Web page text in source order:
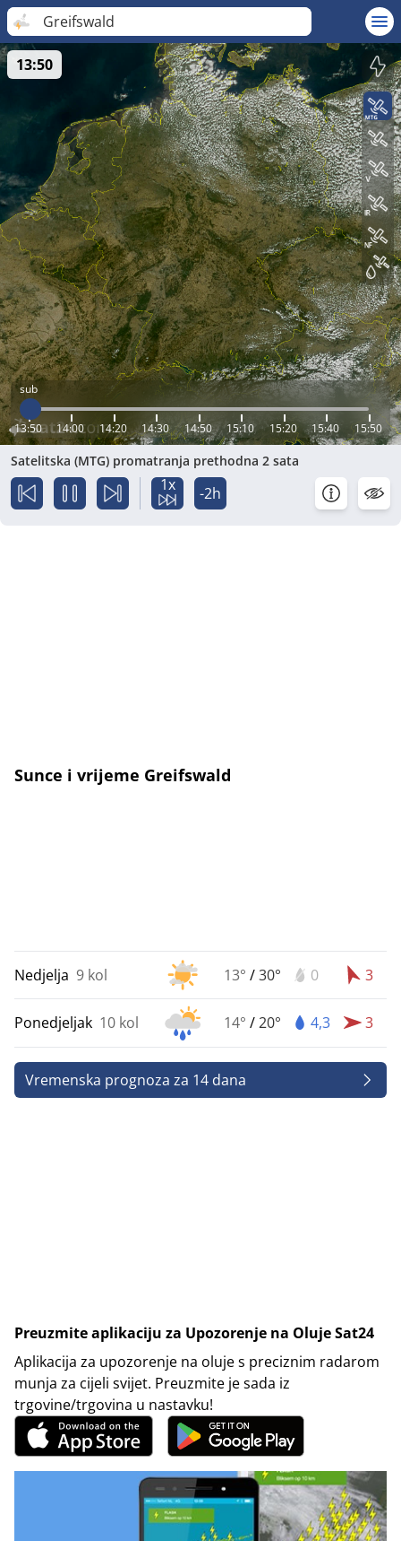
Greifswald
sub
13:50 14:00 14:20 14:30 14:50 15:10 15:20 15:40 15:50
13:50
Satelitska (MTG) promatranja prethodna 2 sata
1x -2h
Sunce i vrijeme Greifswald
Nedjelja 9 kol 13° /30° 0 3
Ponedjeljak 10 kol 14° /20° 4,3 3
Vremenska prognoza za 14 dana
Preuzmite aplikaciju za Upozorenje na Oluje Sat24
Aplikacija za upozorenje na oluje s preciznim radarom
munja za cijeli svijet. Preuzmite je sada iz
trgovine/trgovina u nastavku!